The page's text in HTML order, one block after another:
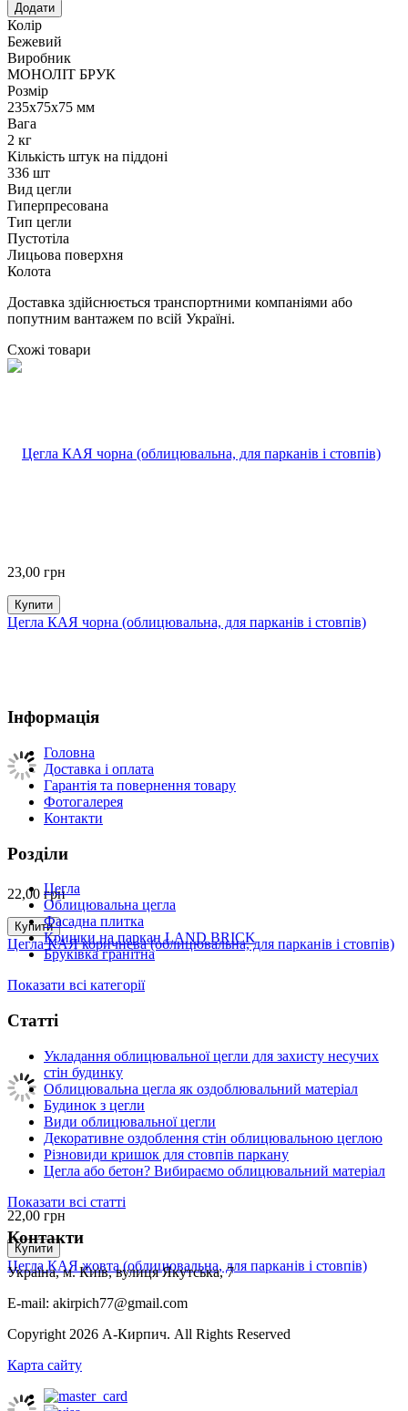
Колір
Бежевий
Виробник
МОНОЛІТ БРУК
Розмір
235х75х75 мм
Вага
2 кг
Кількість штук на піддоні
336 шт
Вид цегли
Гиперпресована
Тип цегли
Пустотіла
Лицьова поверхня
Колота
Доставка здійснюється транспортними компаніями або
попутним вантажем по всій Україні.
Схожі товари
23,00 грн
Купити
Цегла КАЯ чорна (облицювальна, для парканів і стовпів)
22,00 грн
Купити
Цегла КАЯ коричнева (облицювальна, для парканів і стовпів)
22,00 грн
Купити
Цегла КАЯ жовта (облицювальна, для парканів і стовпів)
Інформація
Головна
Доставка і оплата
Гарантія та повернення товару
Фотогалерея
Контакти
Розділи
Цегла
Облицювальна цегла
Фасадна плитка
Кришки на паркан LAND BRICK
Бруківка гранітна
Показати всі категорії
Статті
Укладання облицювальної цегли для захисту несучих
стін будинку
Облицювальна цегла як оздоблювальний матеріал
Будинок з цегли
Види облицювальної цегли
Декоративне оздоблення стін облицювальною цеглою
Різновиди кришок для стовпів паркану
Цегла або бетон? Вибираємо облицювальний матеріал
Показати всі статті
Контакти
Україна, м. Київ, вулиця Якутська, 7
E-mail: akirpich77@gmail.com
Copyright 2026 А-Кирпич. All Rights Reserved
Карта сайту